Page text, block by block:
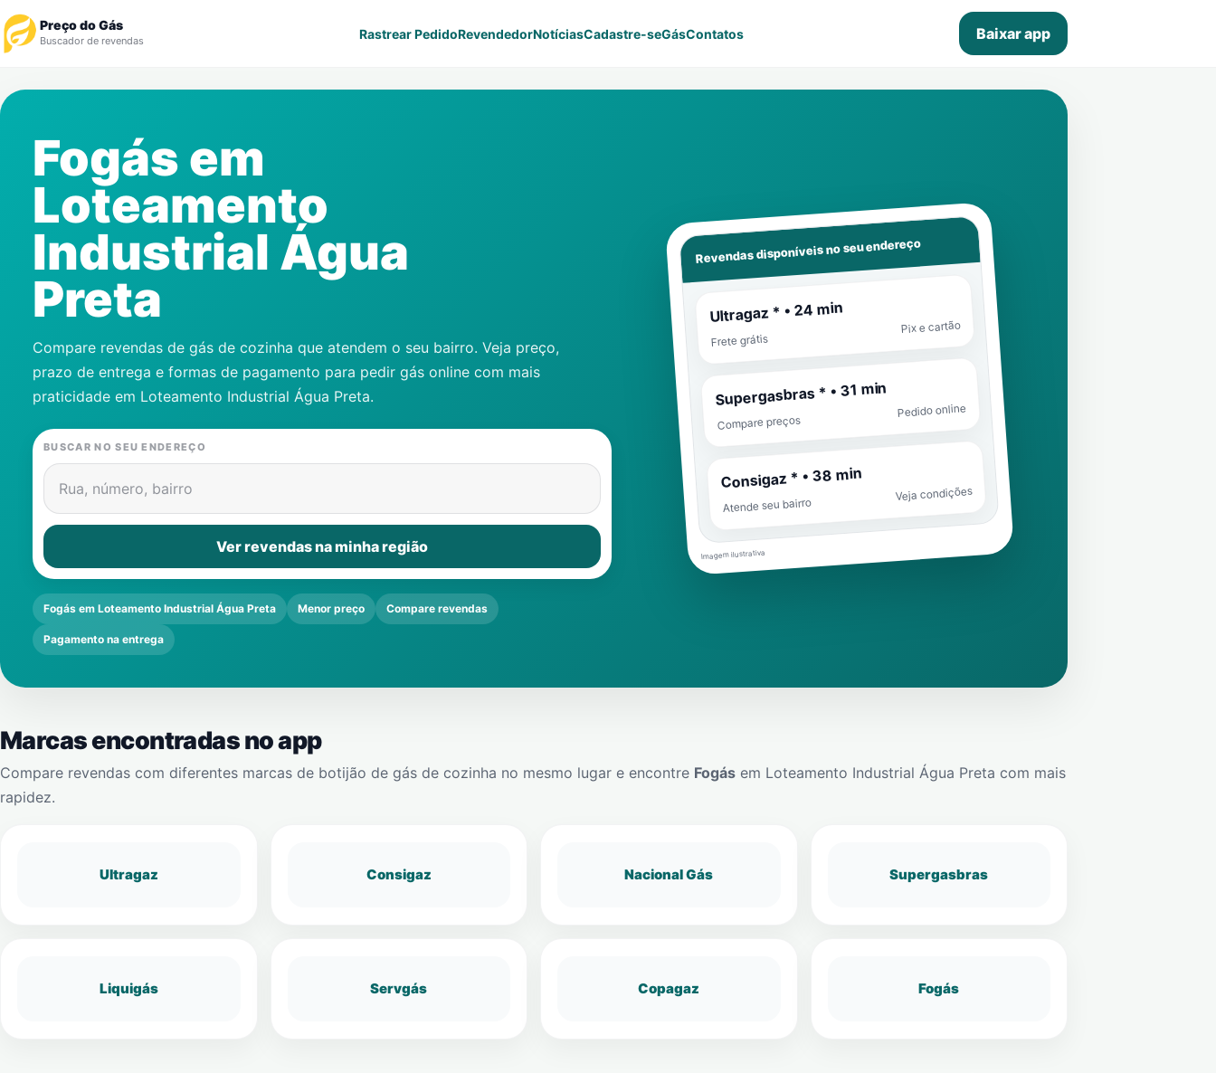
Preço do Gás
Buscador de revendas Rastrear PedidoRevendedorNotíciasCadastre-seGásContatos Baixar app
Revendedor
Notícias
Cadastre-se
Gás
Fogás em
Loteamento
Industrial Água
Preta
Compare revendas de gás de cozinha que atendem o seu bairro. Veja preço,
prazo de entrega e formas de pagamento para pedir gás online com mais
praticidade em Loteamento Industrial Água Preta.
BUSCAR NO SEU ENDEREÇO
Rua, número, bairro
Ver revendas na minha região
Fogás em Loteamento Industrial Água Preta Menor preço Compare revendas
Pagamento na entrega
Revendas disponíveis no seu endereço
Ultragaz * • 24 min
Frete grátis
Pix e cartão
Supergasbras * • 31 min
Compare preços
Pedido online
Consigaz * • 38 min
Atende seu bairro
Veja condições
Imagem ilustrativa
Marcas encontradas no app
Compare revendas com diferentes marcas de botijão de gás de cozinha no mesmo lugar e encontre Fogás em Loteamento Industrial Água Preta com mais
rapidez.
Ultragaz Consigaz Nacional Gás Supergasbras
Liquigás Servgás Copagaz Fogás